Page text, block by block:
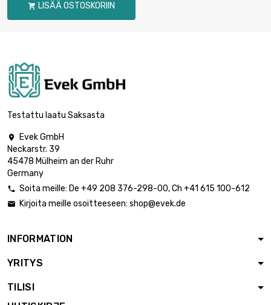
 LISÄÄ OSTOSKORIIN
Testattu laatu Saksasta

Evek GmbH
Neckarstr. 39
45478 Mülheim an der Ruhr
Germany
 Soita meille: De +49 208 376-298-00, Ch +41 615 100-612
 Kirjoita meille osoitteeseen: shop@evek.de
INFORMATION
YRITYS
TILISI